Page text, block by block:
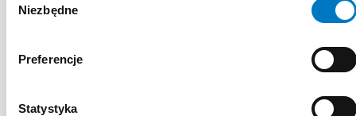
zgody
Niezbędne
Preferencje
Statystyka